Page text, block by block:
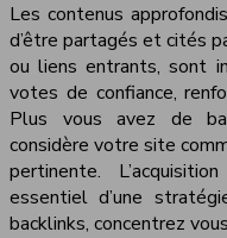
Les contenus
d’être partagés et cités
ou liens entrants, sont
votes de confiance,
Plus vous avez de
considère votre site
pertinente.
essentiel d’une
backlinks, concentrez